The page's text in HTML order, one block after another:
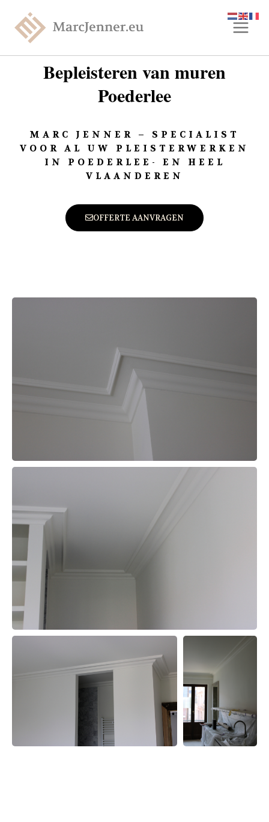
Bepleisteren van muren
Poederlee
MARC JENNER – SPECIALIST
VOOR AL UW PLEISTERWERKEN
IN POEDERLEE- EN HEEL
VLAANDEREN
OFFERTE AANVRAGEN